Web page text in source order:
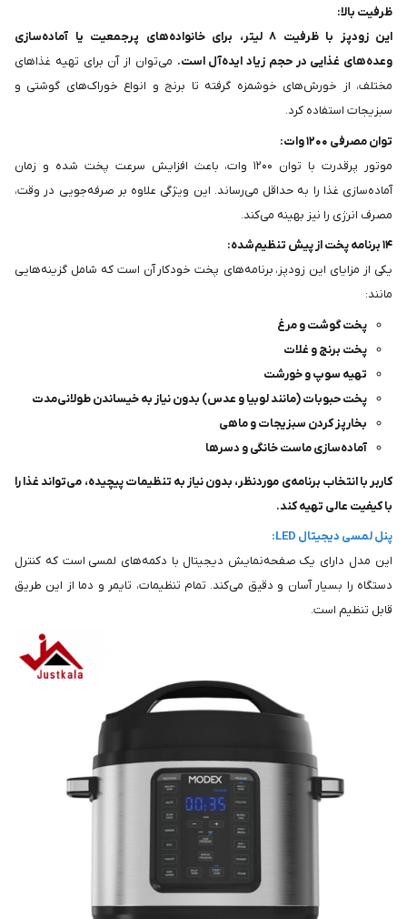
ظرفیت بالا:
این زودپز با ظرفیت ۸ لیتر، برای خانواده‌های پرجمعیت یا آماده‌سازی
وعده‌های غذایی در حجم زیاد ایده‌آل است. می‌توان از آن برای تهیه غذاهای
مختلف، از خورش‌های خوشمزه گرفته تا برنج و انواع خوراک‌های گوشتی و
سبزیجات استفاده کرد.
توان مصرفی ۱۲۰۰ وات:
موتور پرقدرت با توان ۱۲۰۰ وات، باعث افزایش سرعت پخت شده و زمان
آماده‌سازی غذا را به حداقل می‌رساند. این ویژگی علاوه بر صرفه‌جویی در وقت،
مصرف انرژی را نیز بهینه می‌کند.
۱۴ برنامه پخت از پیش تنظیم‌شده:
یکی از مزایای این زودپز، برنامه‌های پخت خودکار آن است که شامل گزینه‌هایی
مانند:
پخت گوشت و مرغ
پخت برنج و غلات
تهیه سوپ و خورشت
پخت حبوبات (مانند لوبیا و عدس) بدون نیاز به خیساندن طولانی‌مدت
بخارپز کردن سبزیجات و ماهی
آماده‌سازی ماست خانگی و دسرها
کاربر با انتخاب برنامه‌ی موردنظر، بدون نیاز به تنظیمات پیچیده، می‌تواند غذا را
با کیفیت عالی تهیه کند.
پنل لمسی دیجیتال LED:
این مدل دارای یک صفحه‌نمایش دیجیتال با دکمه‌های لمسی است که کنترل
دستگاه را بسیار آسان و دقیق می‌کند. تمام تنظیمات، تایمر و دما از این طریق
قابل تنظیم است.